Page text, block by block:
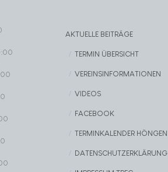
AKTUELLE BEITRÄGE
TERMIN ÜBERSICHT
VEREINSINFORMATIONEN
VIDEOS
FACEBOOK
TERMINKALENDER HÖNGEN
DATENSCHUTZERKLÄRUNG